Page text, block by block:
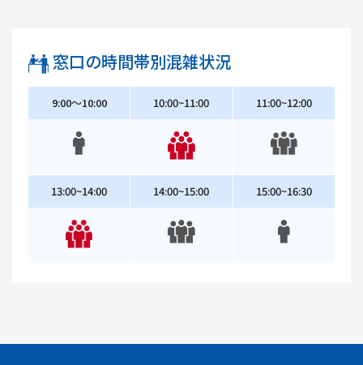
窓口の時間帯別混雑状況
9:00～10:00 10:00~11:00 11:00~12:00
13:00~14:00 14:00~15:00 15:00~16:30